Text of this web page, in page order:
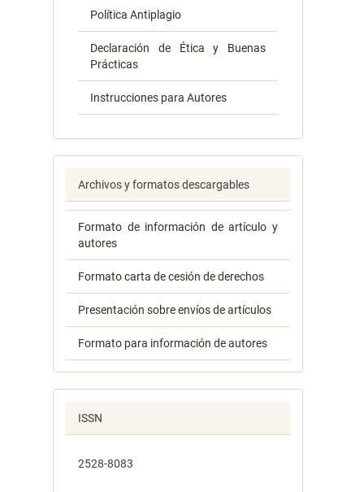
Política Antiplagio
Declaración de Ética y Buenas
Prácticas
Instrucciones para Autores
Archivos y formatos descargables
Formato de información de artículo y
autores
Formato carta de cesión de derechos
Presentación sobre envíos de artículos
Formato para información de autores
ISSN
2528-8083